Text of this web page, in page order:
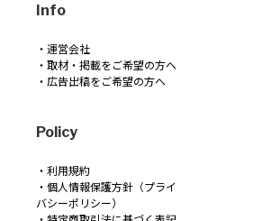
Info
・運営会社
・取材・掲載をご希望の方へ
・広告出稿をご希望の方へ
Policy
・利用規約
・個人情報保護方針（プライ
バシーポリシー）